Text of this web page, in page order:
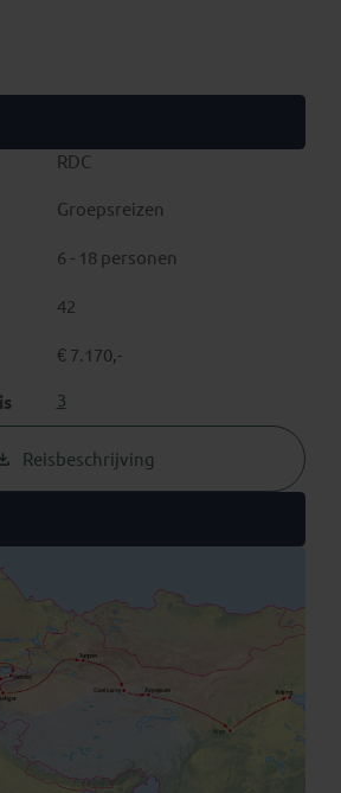
een enorme culinaire
een trotse bevolking. Via kleurrijke
je uiteindelijk Beijing.
RDC
Groepsreizen
6 - 18 personen
42
€ 7.170,-
3
Reisbeschrijving